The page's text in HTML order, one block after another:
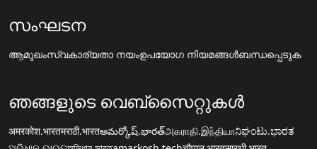
സംഘടന
ആമുഖംസ്വകാര്യതാ നയംഉപയോഗ നിയമങ്ങൾബന്ധപ്പെടുക
ഞങ്ങളുടെ വെബ്സൈറ്റുകൾ
अमरकोश.भारतमराठी.भारतఅమర్కోష్.భారత్அகராதி.இந்தியாನಿಘಂಟು.ಭಾರತ